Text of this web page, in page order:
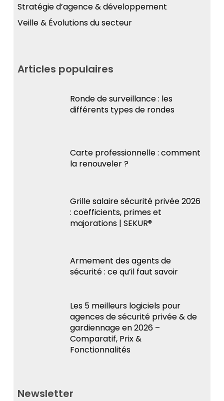
Stratégie d’agence & développement
Veille & Évolutions du secteur
Articles populaires
Ronde de surveillance : les
différents types de rondes
Carte professionnelle : comment
la renouveler ?
Grille salaire sécurité privée 2026
: coefficients, primes et
majorations | SEKUR®
Armement des agents de
sécurité : ce qu’il faut savoir
Les 5 meilleurs logiciels pour
agences de sécurité privée & de
gardiennage en 2026 –
Comparatif, Prix &
Fonctionnalités
Newsletter